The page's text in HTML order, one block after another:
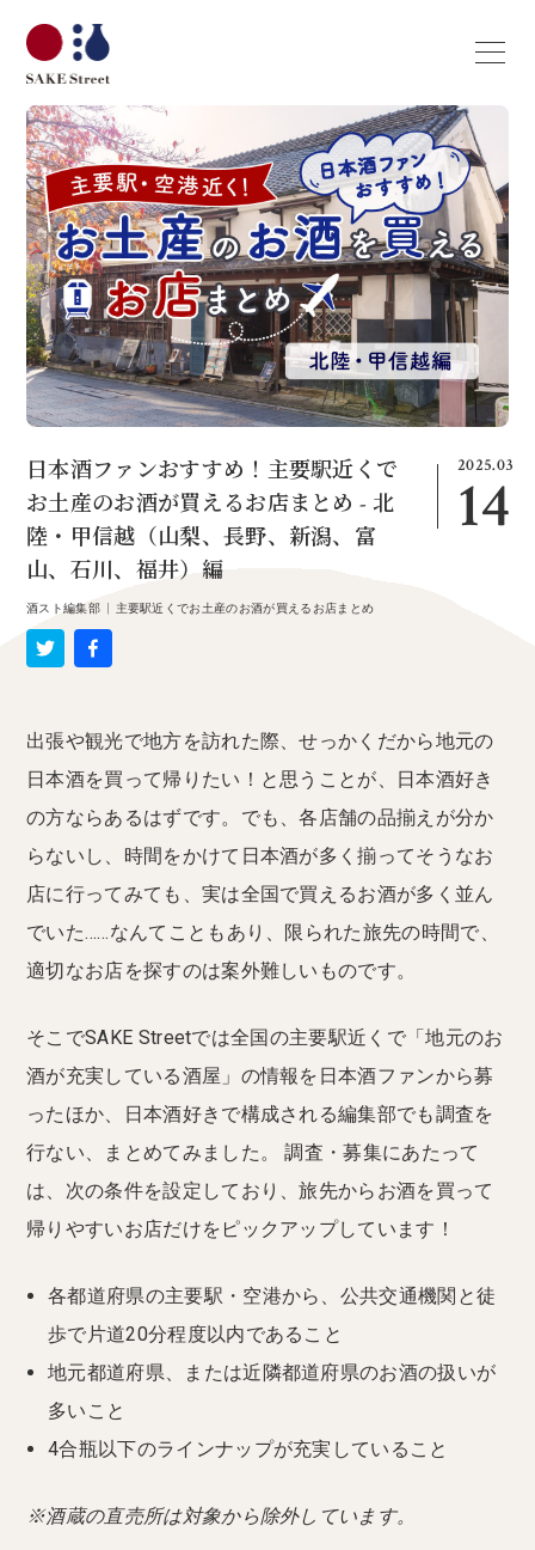
2025.03
14
日本酒ファンおすすめ！主要駅近くで
お土産のお酒が買えるお店まとめ - 北
陸・甲信越（山梨、長野、新潟、富
山、石川、福井）編
酒スト編集部| 主要駅近くでお土産のお酒が買えるお店まとめ
出張や観光で地方を訪れた際、せっかくだから地元の
日本酒を買って帰りたい！と思うことが、日本酒好き
の方ならあるはずです。でも、各店舗の品揃えが分か
らないし、時間をかけて日本酒が多く揃ってそうなお
店に行ってみても、実は全国で買えるお酒が多く並ん
でいた……なんてこともあり、限られた旅先の時間で、
適切なお店を探すのは案外難しいものです。
そこでSAKE Streetでは全国の主要駅近くで「地元のお
酒が充実している酒屋」の情報を日本酒ファンから募
ったほか、日本酒好きで構成される編集部でも調査を
行ない、まとめてみました。 調査・募集にあたって
は、次の条件を設定しており、旅先からお酒を買って
帰りやすいお店だけをピックアップしています！
各都道府県の主要駅・空港から、公共交通機関と徒
歩で片道20分程度以内であること
地元都道府県、または近隣都道府県のお酒の扱いが
多いこと
4合瓶以下のラインナップが充実していること
※酒蔵の直売所は対象から除外しています。